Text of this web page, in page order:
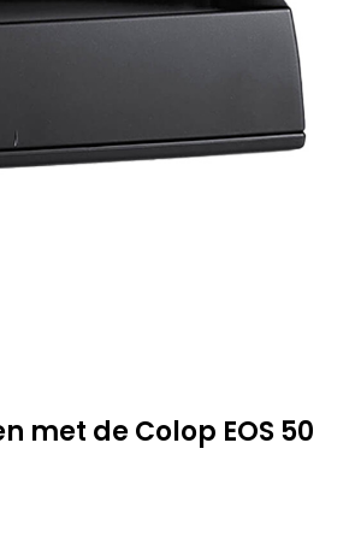
met de Colop EOS 50